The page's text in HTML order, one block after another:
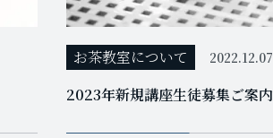
お茶教室について 2022.12.07
2023年新規講座生徒募集ご案内